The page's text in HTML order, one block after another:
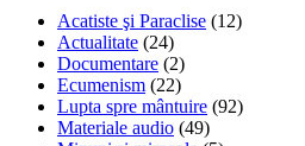
Acatiste şi Paraclise (12)
Actualitate (24)
Documentare (2)
Ecumenism (22)
Lupta spre mântuire (92)
Materiale audio (49)